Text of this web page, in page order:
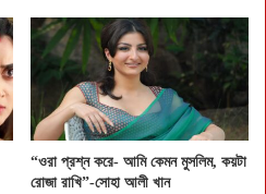
“ওরা প্রশ্ন করে- আমি কেমন মুসলিম, কয়টা
রোজা রাখি”-সোহা আলী খান